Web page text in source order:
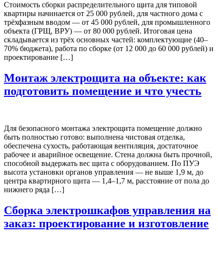
Стоимость сборки распределительного щита для типовой
квартиры начинается от 25 000 рублей, для частного дома с
трёхфазным вводом — от 45 000 рублей, для промышленного
объекта (ГРЩ, ВРУ) — от 80 000 рублей. Итоговая цена
складывается из трёх основных частей: комплектующие (40–
70% бюджета), работа по сборке (от 12 000 до 60 000 рублей) и
проектирование […]
Монтаж электрощита на объекте: как
подготовить помещение и что учесть
Для безопасного монтажа электрощита помещение должно
быть полностью готово: выполнена чистовая отделка,
обеспечена сухость, работающая вентиляция, достаточное
рабочее и аварийное освещение. Стена должна быть прочной,
способной выдержать вес щита с оборудованием. По ПУЭ
высота установки органов управления — не выше 1,9 м, до
центра квартирного щита — 1,4–1,7 м, расстояние от пола до
нижнего ряда […]
Сборка электрошкафов управления на
заказ: проектирование и изготовление